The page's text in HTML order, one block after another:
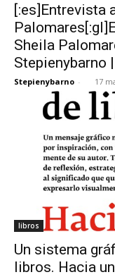
[:es]Entrevista
Sheila
Stepienybarno
Stepienybarno - 17
libros
Un sistema
libros. Hacia